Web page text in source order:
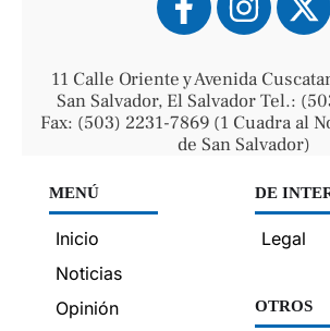
11 Calle Oriente y Avenida
San Salvador, El Salvador Tel.:
Fax: (503) 2231-7869 (1 Cuadra al
de San Salvador)
MENÚ
Inicio
Noticias
Opinión
DE
Legal
OTROS